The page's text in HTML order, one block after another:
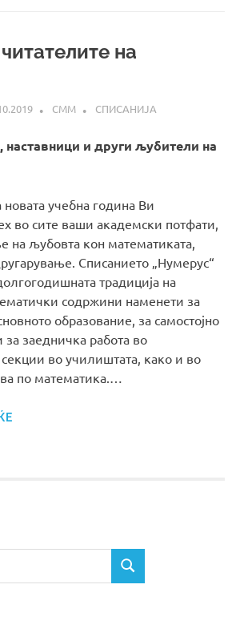
на
СММ СПИСАНИЈА
наставници и други љубители на
новата учебна година Ви
во сите ваши академски потфати,
на љубовта кон математиката,
Списанието „Нумерус“
традиција на
содржини наменети за
образование, за самостојно
заедничка работа во
во училиштата, како и во
по математика.…
SEARCH